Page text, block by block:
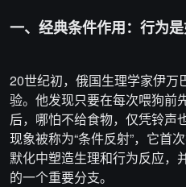
一、经典条件作用：行为
20世纪初，俄国生理学家伊万
验。他发现只要在每次喂狗前
后，哪怕不给食物，仅凭铃声
现象被称为“条件反射”，它首
默化中塑造生理和行为反应，
的一个重要分支。